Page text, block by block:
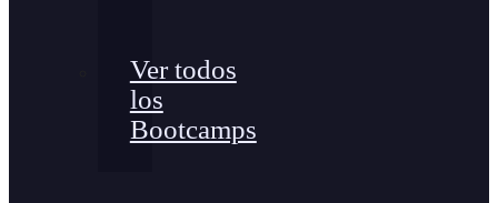
Ver todos
los
Bootcamps